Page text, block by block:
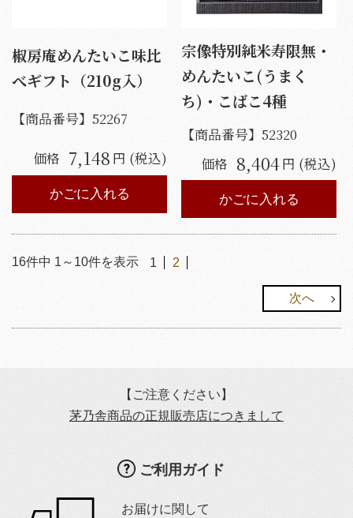
椒房庵めんたいこ味比
べギフト（210g入）
【商品番号】 52267
価格 7,148 円 (税込)
かごに入れる
宗像特別純米寿限無・
めんたいこ(うまく
ち)・こばこ4種
【商品番号】52320
価格 8,404円 (税込)
かごに入れる
16件中 1 ～ 10件を表示 1 2
次へ
【ご注意ください】
茅乃舎商品の正規販売店につきまして
ご利用ガイド
お届けに関して